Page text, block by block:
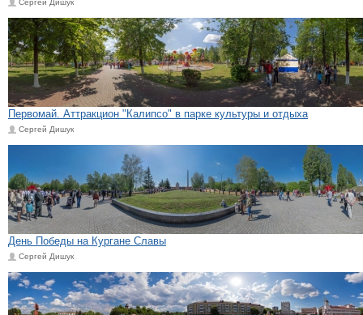
Сергей Дишук
Первомай. Аттракцион "Калипсо" в парке культуры и отдыха
Сергей Дишук
День Победы на Кургане Славы
Сергей Дишук